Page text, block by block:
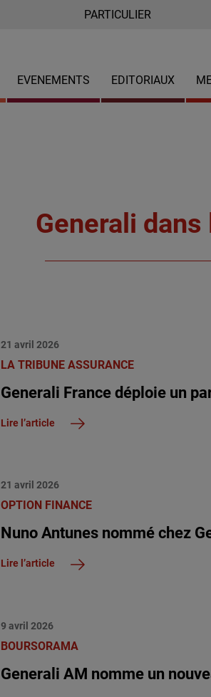
PARTICULIER
EVENEMENTS EDITORIAUX
Generali
21 avril 2026
LA TRIBUNE ASSURANCE
Generali France déploie un
Lire l’article
21 avril 2026
OPTION FINANCE
Nuno Antunes nommé chez
Lire l’article
9 avril 2026
BOURSORAMA
Generali AM nomme un